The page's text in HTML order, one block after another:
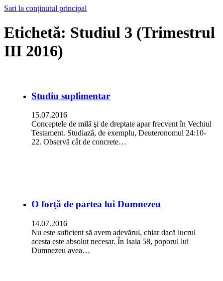
Sari la conținutul principal
Etichetă: Studiul 3 (Trimestrul
III 2016)
Studiu suplimentar
15.07.2016
Conceptele de milă şi de dreptate apar frecvent în Vechiul
Testament. Studiază, de exemplu, Deuteronomul 24:10-
22. Observă cât de concrete…
O forţă de partea lui Dumnezeu
14.07.2016
Nu este suficient să avem adevărul, chiar dacă lucrul
acesta este absolut necesar. În Isaia 58, poporul lui
Dumnezeu avea…